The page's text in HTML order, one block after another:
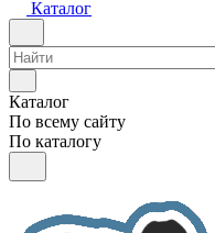
Каталог
Каталог
По всему сайту
По каталогу